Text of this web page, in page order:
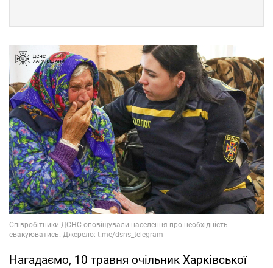
Нагадаємо, 10 травня очільник Харківської